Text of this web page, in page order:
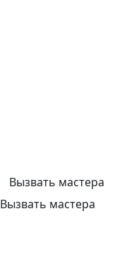
Вызвать мастера
Вызвать мастера